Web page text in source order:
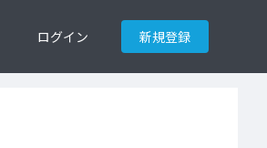
ログイン 新規登録